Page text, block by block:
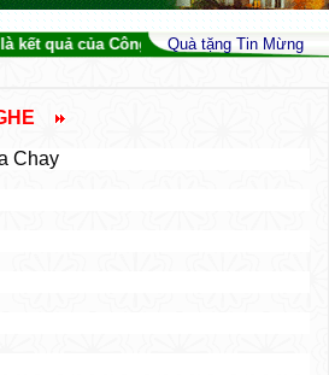
quả của Công Lý và Tình Liên Đới (Is
Quà tặng Tin Mừng
Chay